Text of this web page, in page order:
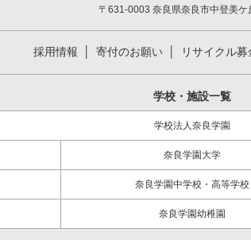
〒631-0003 奈良県奈良市中登美ケ
採用情報 寄付のお願い リサイクル募
学校・施設一覧
学校法人奈良学園
奈良学園大学
奈良学園中学校・高等学校
奈良学園幼稚園